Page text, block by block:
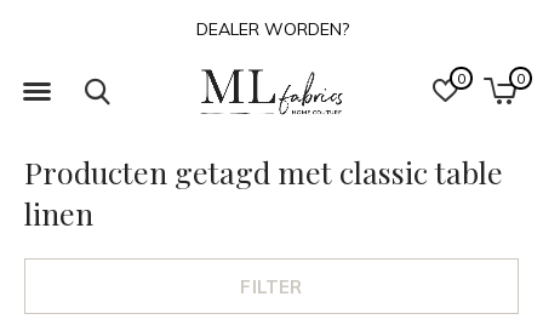
0 0
DEALER WORDEN?
Producten getagd met classic table
linen
FILTER